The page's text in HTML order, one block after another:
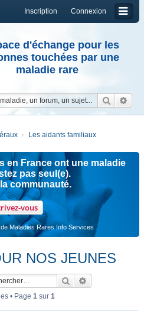
Connexion
Inscription
d'échange pour les
touchées par une
maladie rare
Les aidants familiaux
en France ont une maladie
pas seul(e).
communauté.
vous
Maladies Rares Info Services
NOS JEUNES
Rechercher
• Page 1sur 1